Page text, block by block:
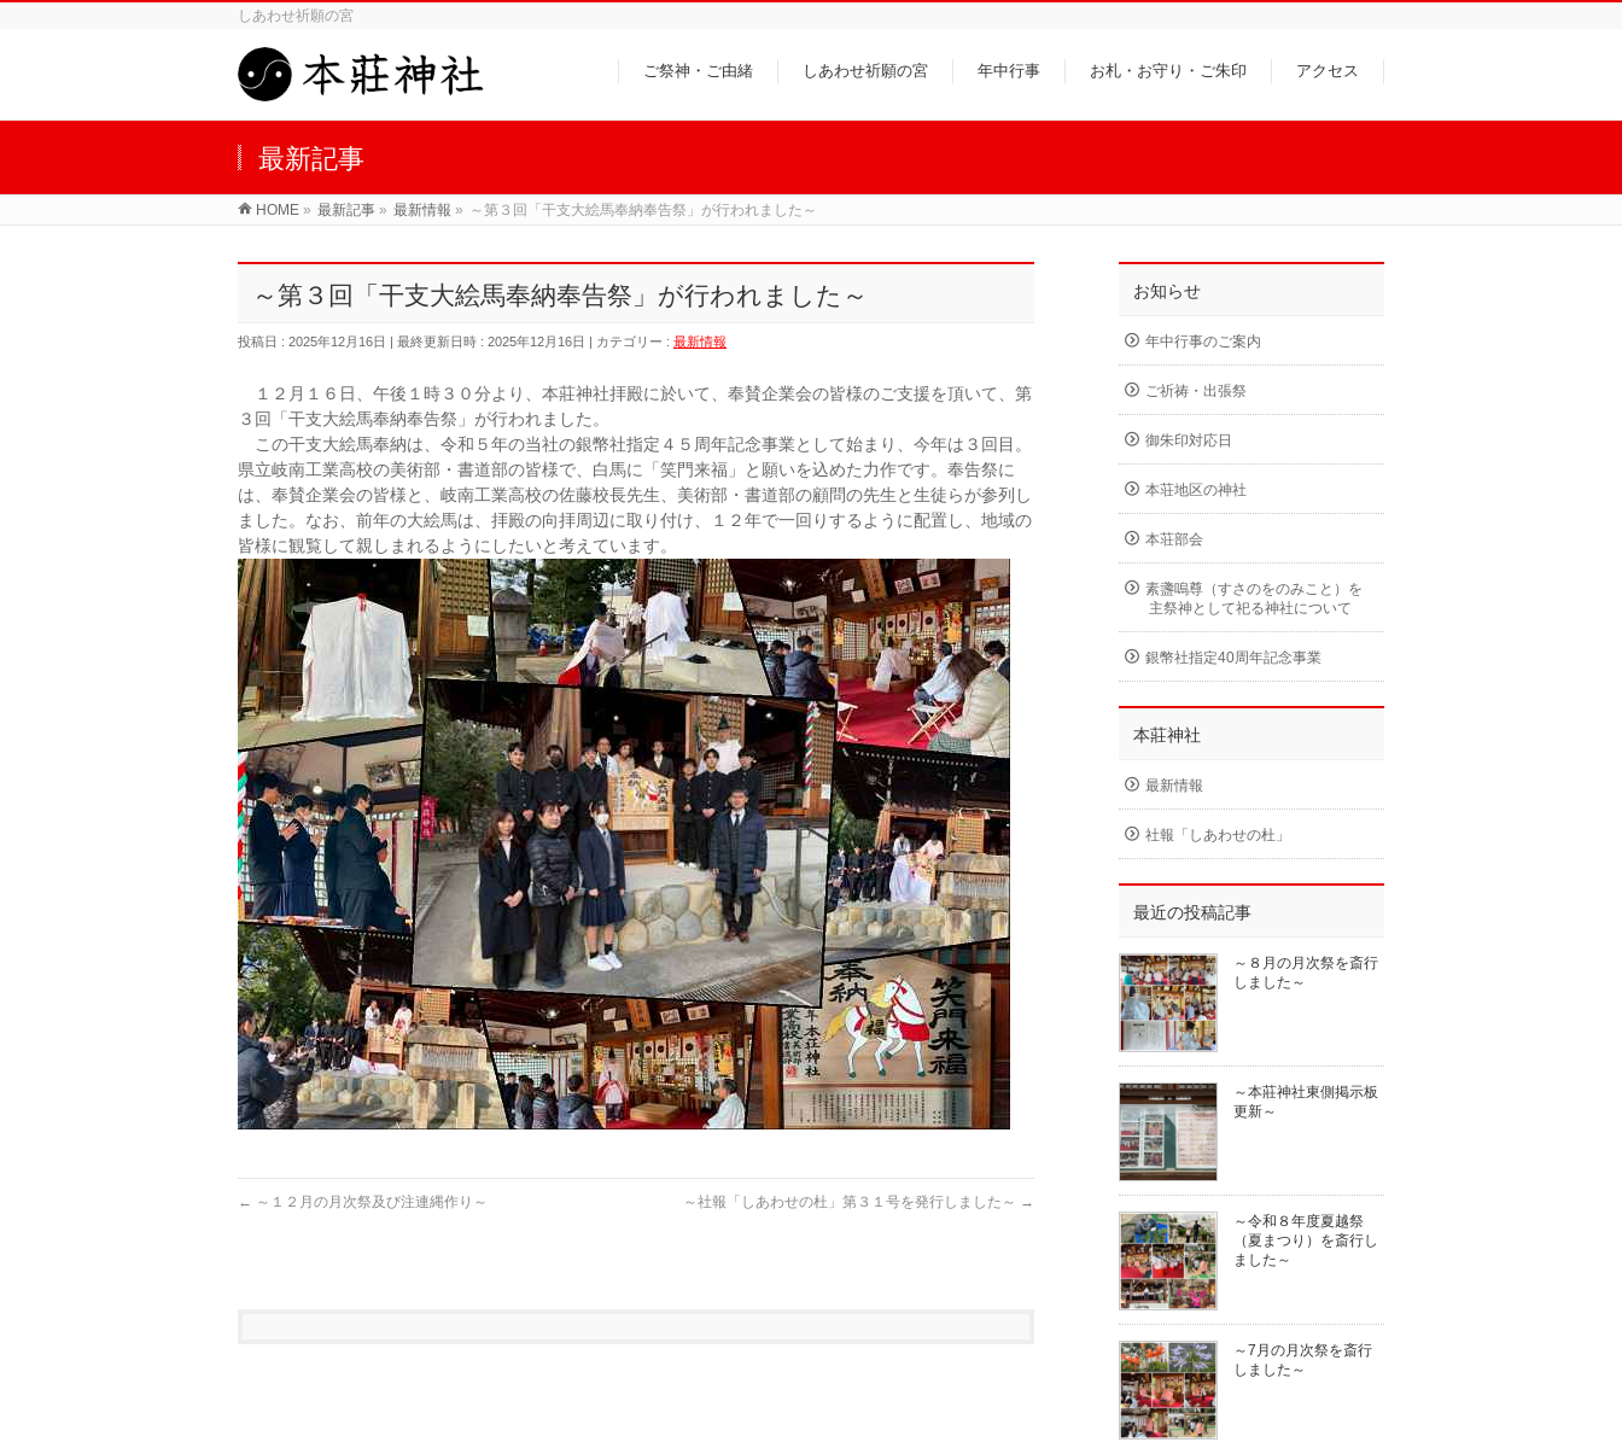
しあわせ祈願の宮
ご祭神・ご由緒 しあわせ祈願の宮 年中行事 お札・お守り・ご朱印 アクセス
最新記事
HOME » 最新記事 » 最新情報 » ～第３回「干支大絵馬奉納奉告祭」が行われました～
～第３回「干支大絵馬奉納奉告祭」が行われました～
投稿日 : 2025年12月16日 最終更新日時 : 2025年12月16日 カテゴリー : 最新情報
１２月１６日、午後１時３０分より、本莊神社拝殿に於いて、奉賛企業会の皆様のご支援を頂いて、第
３回「干支大絵馬奉納奉告祭」が行われました。
この干支大絵馬奉納は、令和５年の当社の銀幣社指定４５周年記念事業として始まり、今年は３回目。
県立岐南工業高校の美術部・書道部の皆様で、白馬に「笑門来福」と願いを込めた力作です。奉告祭に
は、奉賛企業会の皆様と、岐南工業高校の佐藤校長先生、美術部・書道部の顧問の先生と生徒らが参列し
ました。なお、前年の大絵馬は、拝殿の向拝周辺に取り付け、１２年で一回りするように配置し、地域の
皆様に観覧して親しまれるようにしたいと考えています。
← ～１２月の月次祭及び注連縄作り～ ～社報「しあわせの杜」第３１号を発行しました～ →
お知らせ
年中行事のご案内
ご祈祷・出張祭
御朱印対応日
本荘地区の神社
本荘部会
素盞嗚尊（すさのをのみこと）を
主祭神として祀る神社について
銀幣社指定40周年記念事業
本莊神社
最新情報
社報「しあわせの杜」
最近の投稿記事
～８月の月次祭を斎行
しました～
～本莊神社東側掲示板
更新～
～令和８年度夏越祭
（夏まつり）を斎行し
ました～
～7月の月次祭を斎行
しました～